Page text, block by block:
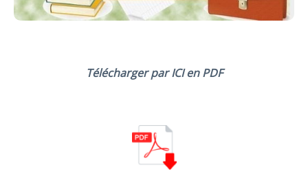
Télécharger par ICI en PDF